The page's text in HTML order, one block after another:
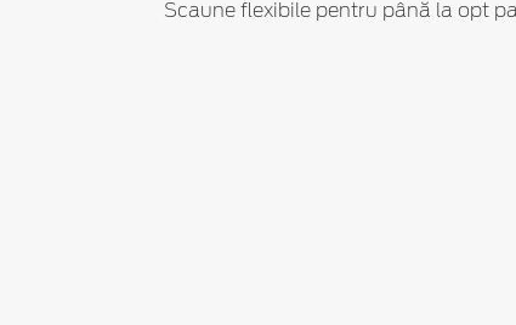
Scaune flexibile pentru până la opt